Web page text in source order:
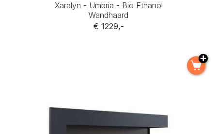
Xaralyn - Umbria - Bio Ethanol
Wandhaard
€ 1229,-